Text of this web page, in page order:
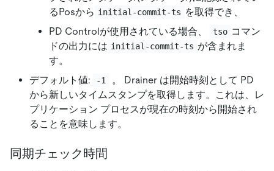
るPosから initial-commit-ts を取得でき、
PD Controlが使用されている場合、
tso コマン
ドの出力には initial-commit-ts が含まれま
す。
デフォルト値:
-1
。 Drainer は開始時刻として PD
から新しいタイムスタンプを取得します。これは、レ
プリケーション プロセスが現在の時刻から開始され
ることを意味します。
同期チェック時間